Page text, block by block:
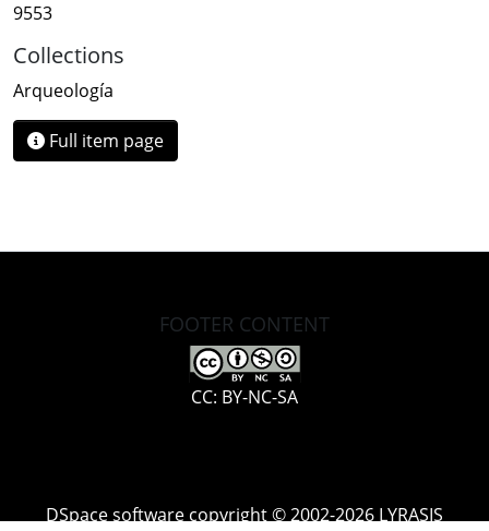
9553
Collections
Arqueología
Full item page
FOOTER CONTENT
CC: BY-NC-SA
DSpace software copyright © 2002-2026 LYRASIS